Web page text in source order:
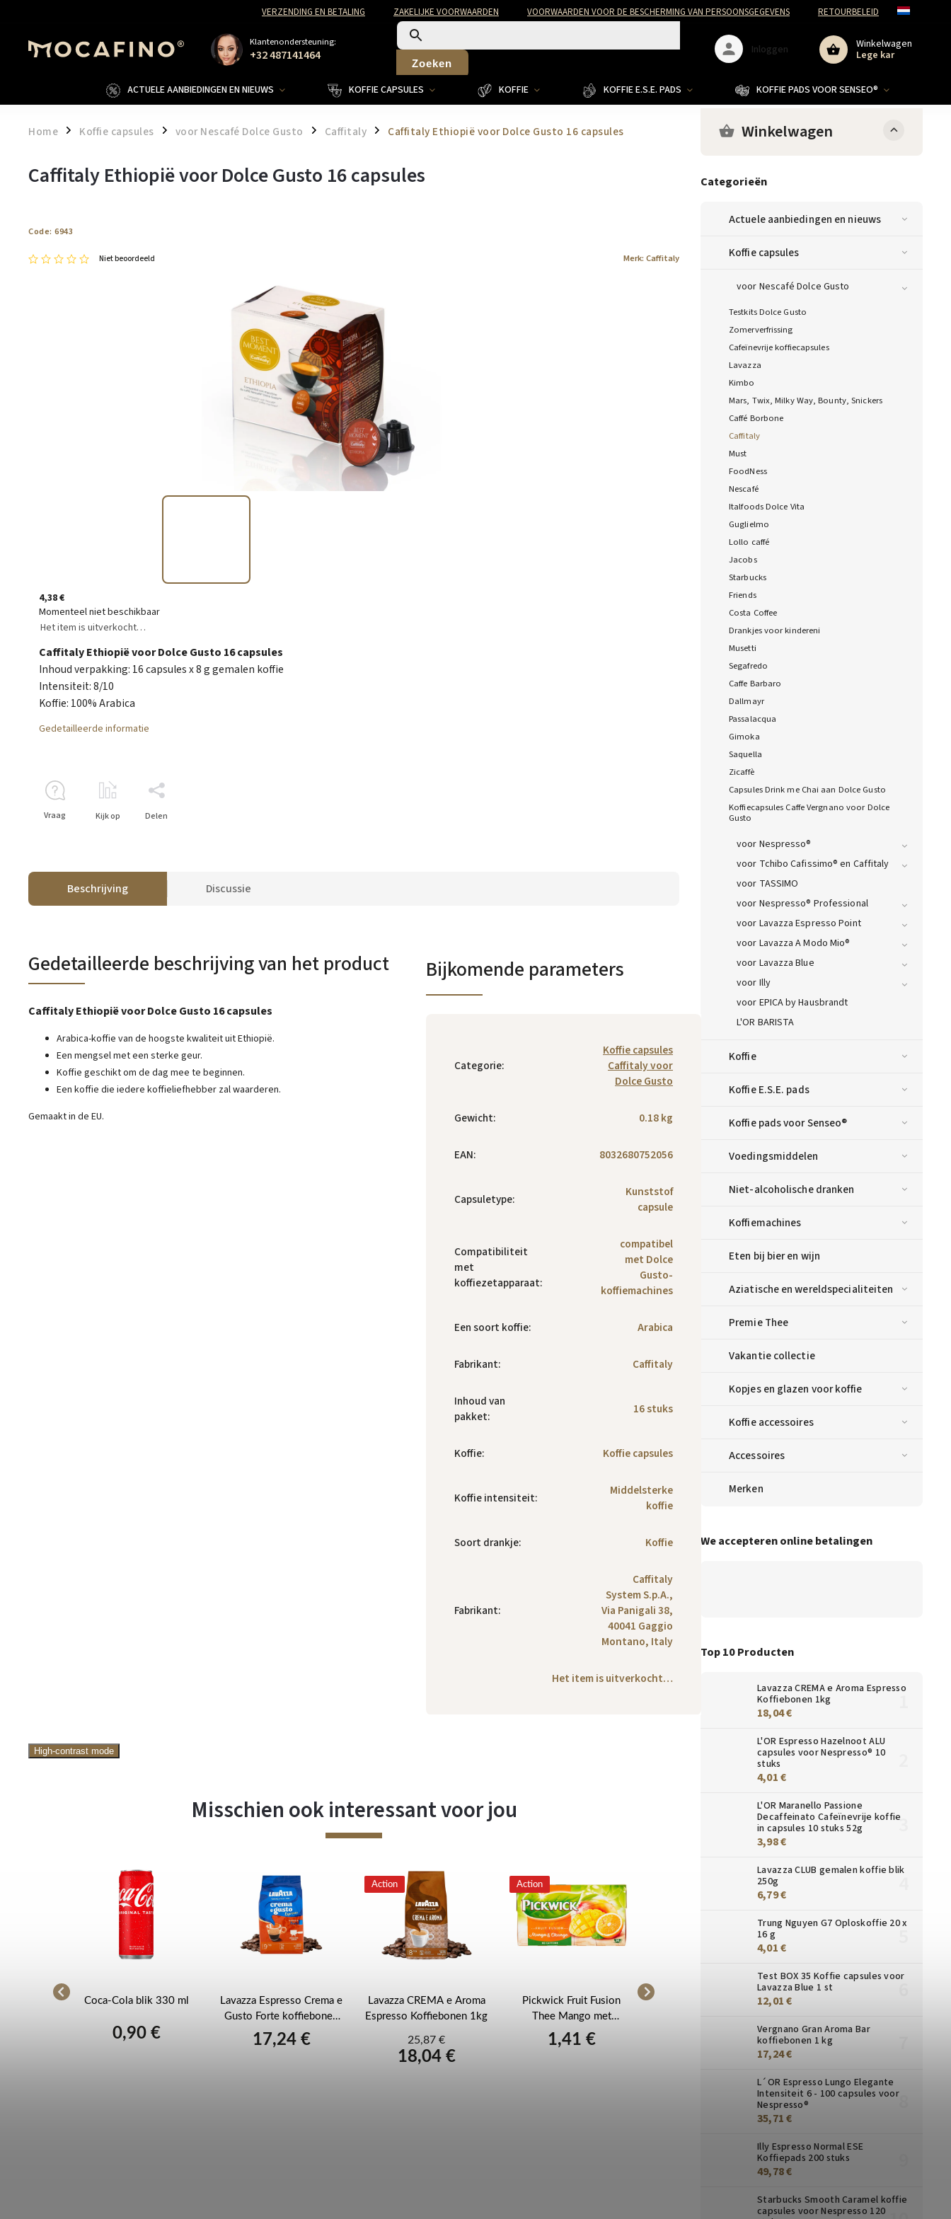
VERZENDING EN BETALING ZAKELIJKE VOORWAARDEN VOORWAARDEN VOOR DE BESCHERMING VAN PERSOONSGEGEVENS RETOURBELEID
Klantenondersteuning:
+32 487141464 Zoeken
Winkelwagen
Lege kar
Inloggen
ACTUELE AANBIEDINGEN EN NIEUWS KOFFIE CAPSULES KOFFIE KOFFIE E.S.E. PADS KOFFIE PADS VOOR SENSEO®
Home / Koffie capsules / voor Nescafé Dolce Gusto / Caffitaly / Caffitaly Ethiopië voor Dolce Gusto 16 capsules Winkelwagen
Categorieën
Actuele aanbiedingen en nieuws
Koffie capsules
voor Nescafé Dolce Gusto
Testkits Dolce Gusto
Zomerverfrissing
Cafeïnevrije koffiecapsules
Lavazza
Kimbo
Mars, Twix, Milky Way, Bounty, Snickers
Caffé Borbone
Caffitaly
Must
FoodNess
Nescafé
Italfoods Dolce Vita
Guglielmo
Lollo caffé
Jacobs
Starbucks
Friends
Costa Coffee
Drankjes voor kindereni
Musetti
Segafredo
Caffe Barbaro
Dallmayr
Passalacqua
Gimoka
Saquella
Zicaffè
Capsules Drink me Chai aan Dolce Gusto
Koffiecapsules Caffe Vergnano voor Dolce
Gusto
voor Nespresso®
voor Tchibo Cafissimo® en Caffitaly
voor TASSIMO
voor Nespresso® Professional
voor Lavazza Espresso Point
voor Lavazza A Modo Mio®
voor Lavazza Blue
voor Illy
voor EPICA by Hausbrandt
L'OR BARISTA
Koffie
Koffie E.S.E. pads
Koffie pads voor Senseo®
Voedingsmiddelen
Niet-alcoholische dranken
Koffiemachines
Eten bij bier en wijn
Aziatische en wereldspecialiteiten
Premie Thee
Vakantie collectie
Kopjes en glazen voor koffie
Koffie accessoires
Accessoires
Merken
We accepteren online betalingen
Top 10 Producten
Lavazza CREMA e Aroma Espresso
Koffiebonen 1kg
18,04 €
L'OR Espresso Hazelnoot ALU
capsules voor Nespresso® 10
stuks
4,01 €
L'OR Maranello Passione
Decaffeinato Cafeïnevrije koffie
in capsules 10 stuks 52g
3,98 €
Lavazza CLUB gemalen koffie blik
250g
6,79 €
Trung Nguyen G7 Oploskoffie 20 x
16 g
4,01 €
Test BOX 35 Koffie capsules voor
Lavazza Blue 1 st
12,01 €
Vergnano Gran Aroma Bar
koffiebonen 1 kg
17,24 €
L´OR Espresso Lungo Elegante
Intensiteit 6 - 100 capsules voor
Nespresso®
35,71 €
Illy Espresso Normal ESE
Koffiepads 200 stuks
49,78 €
Starbucks Smooth Caramel koffie
capsules voor Nespresso 120
Caffitaly Ethiopië voor Dolce Gusto 16 capsules
Code: 6943
Niet beoordeeld Merk: Caffitaly
4,38 €
Momenteel niet beschikbaar
Het item is uitverkocht…
Caffitaly Ethiopië voor Dolce Gusto 16 capsules
Inhoud verpakking: 16 capsules x 8 g gemalen koffie
Intensiteit: 8/10
Koffie: 100% Arabica
Gedetailleerde informatie
Vraag Kijk op Delen
Beschrijving Discussie
Gedetailleerde beschrijving van het product
Caffitaly Ethiopië voor Dolce Gusto 16 capsules
Arabica-koffie van de hoogste kwaliteit uit Ethiopië.
Een mengsel met een sterke geur.
Koffie geschikt om de dag mee te beginnen.
Een koffie die iedere koffieliefhebber zal waarderen.
Gemaakt in de EU.
Bijkomende parameters
Categorie:
Koffie capsules
Caffitaly voor
Dolce Gusto
Gewicht: 0.18 kg
EAN: 8032680752056
Capsuletype:
Kunststof
capsule
Compatibiliteit
met
koffiezetapparaat:
compatibel
met Dolce
Gusto-
koffiemachines
Een soort koffie: Arabica
Fabrikant: Caffitaly
Inhoud van
pakket: 16 stuks
Koffie: Koffie capsules
Koffie intensiteit:
Middelsterke
koffie
Soort drankje: Koffie
Fabrikant:
Caffitaly
System S.p.A.,
Via Panigali 38,
40041 Gaggio
Montano, Italy
Het item is uitverkocht…
High-contrast mode
Misschien ook interessant voor jou
Coca-Cola blik 330 ml
0,90 €
Lavazza Espresso Crema e
Gusto Forte koffiebonen
1kg
17,24 €
Action
Lavazza CREMA e Aroma
Espresso Koffiebonen 1kg
25,87 €
18,04 €
Action
Pickwick Fruit Fusion
Thee Mango met
Sinaasappel 20x 1.75g
1,41 €
Lavazza Qualitá Oro